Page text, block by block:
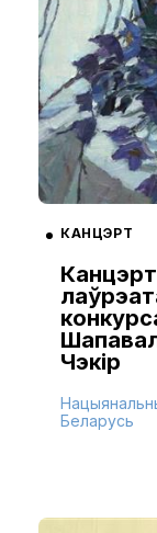
КАНЦЭРТ
Чэкір
Беларусь